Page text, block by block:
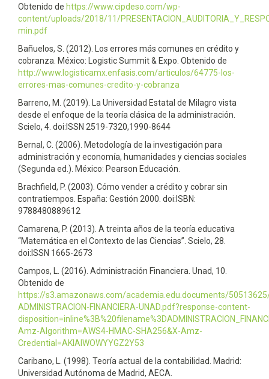
Obtenido de https://www.cipdeso.com/wp-
content/uploads/2018/11/
min.pdf
Bañuelos, S. (2012). Los errores más comunes en crédito y
cobranza. México: Logistic Summit & Expo. Obtenido de
http://www.logisticamx.enfasis.com/articulos/64775-los-
errores-mas-comunes-credito-y-cobranza
Barreno, M. (2019). La Universidad Estatal de Milagro vista
desde el enfoque de la teoría clásica de la administración.
Scielo, 4. doi:ISSN 2519-7320,1990-8644
Bernal, C. (2006). Metodología de la investigación para
administración y economía, humanidades y ciencias sociales
(Segunda ed.). México: Pearson Educación.
Brachfield, P. (2003). Cómo vender a crédito y cobrar sin
contratiempos. España: Gestión 2000. doi:ISBN:
9788480889612
Camarena, P. (2013). A treinta años de la teoría educativa
“Matemática en el Contexto de las Ciencias”. Scielo, 28.
doi:ISSN 1665-2673
Campos, L. (2016). Administración Financiera. Unad, 10.
Obtenido de
https://s3.amazonaws.com/academia.edu.documents/
ADMINISTRACION-FINANCIERA-UNAD.pdf?response-content-
Amz-Algorithm=AWS4-HMAC-SHA256&X-Amz-
Credential=AKIAIWOWYYGZ2Y53
Caribano, L. (1998). Teoría actual de la contabilidad. Madrid:
Universidad Autónoma de Madrid, AECA.